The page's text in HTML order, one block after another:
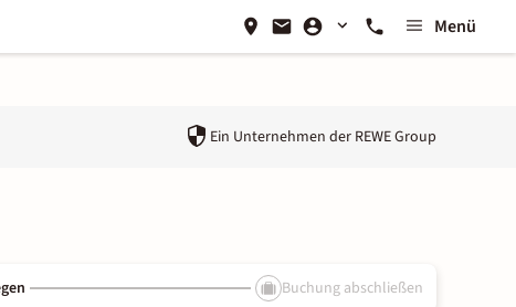
Menü
Ein Unternehmen der REWE Group
Buchung abschließen